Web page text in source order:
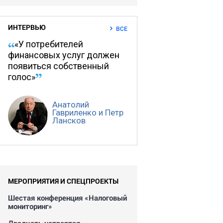
ИНТЕРВЬЮ ВСЕ
«У потребителей
финансовых услуг должен
появиться собственный
голос»
Анатолий
Гавриленко и Петр
Лансков
МЕРОПРИЯТИЯ И СПЕЦПРОЕКТЫ
Шестая конференция «Налоговый
мониторинг»